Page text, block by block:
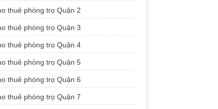
thuê phòng trọ Quận 2
thuê phòng trọ Quận 3
thuê phòng trọ Quận 4
thuê phòng trọ Quận 5
thuê phòng trọ Quận 6
thuê phòng trọ Quận 7